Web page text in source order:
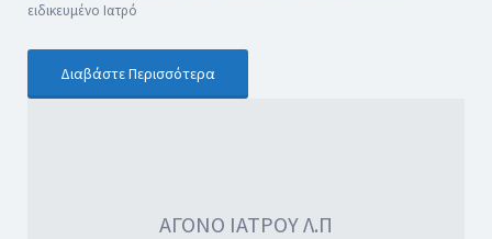
ειδικευμένο Ιατρό
Διαβάστε Περισσότερα
ΑΓΟΝΟ ΙΑΤΡΟΥ Λ.Π